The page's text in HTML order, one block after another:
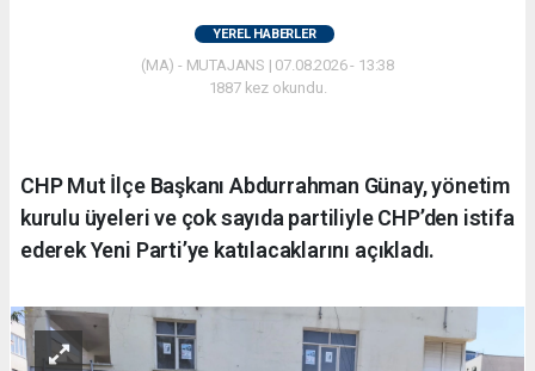
YEREL HABERLER
(MA) - MUTAJANS | 07.08.2026 - 13:38
1887 kez okundu.
CHP Mut İlçe Başkanı Abdurrahman Günay, yönetim
kurulu üyeleri ve çok sayıda partiliyle CHP’den istifa
ederek Yeni Parti’ye katılacaklarını açıkladı.